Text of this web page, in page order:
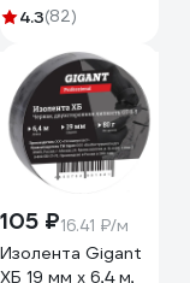
НИИ-01 59380
4.3(82)
105 ₽16.41 ₽/м
Изолента Gigant
ХБ 19 мм х 6,4 м,